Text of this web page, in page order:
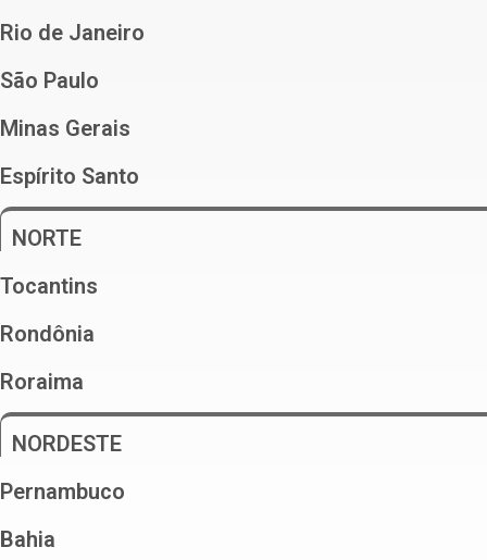
Rio de Janeiro
São Paulo
Minas Gerais
Espírito Santo
NORTE
Tocantins
Rondônia
Roraima
NORDESTE
Pernambuco
Bahia